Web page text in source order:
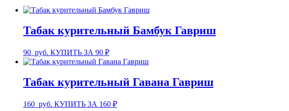
Табак курительный Бамбук Гавриш
90 руб. КУПИТЬ ЗА 90 ₽
Табак курительный Гавана Гавриш
160 руб. КУПИТЬ ЗА 160 ₽